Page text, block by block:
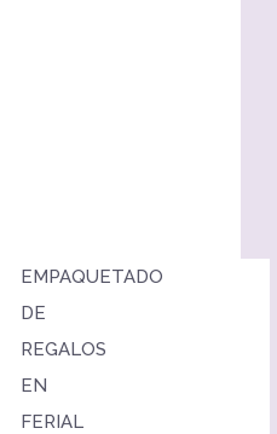
EMPAQUETADO
DE
REGALOS
EN
FERIAL